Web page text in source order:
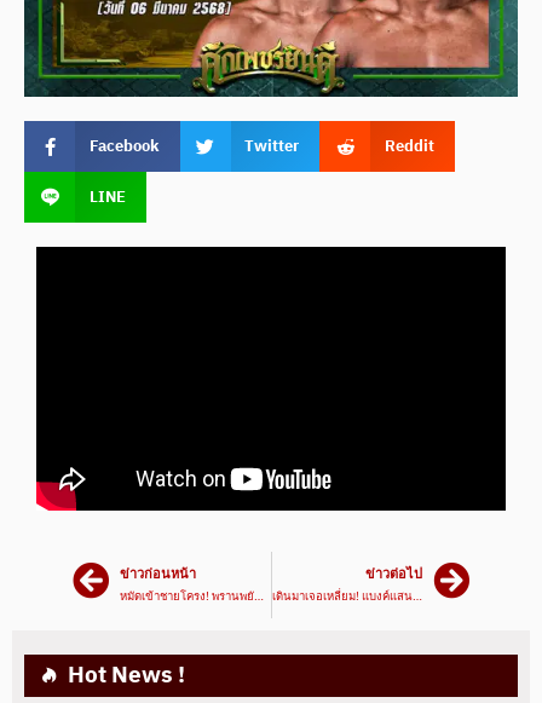
Facebook Twitter
Reddit
LINE
ข่าวก่อนหน้า
หมัดเข้าชายโครง! พรานพยัคฆ์ VS จอมเผด็จ | ศึกเพชรยินดี 6 มี.ค. 68
ข่าวต่อไป
เดินมาเจอเหลี่ยม! แบงค์แสน VS เด่นมีชัยเล็ก | ศึกมวยมันส์วันศุกร์ 7 มี.ค. 68
Hot News !